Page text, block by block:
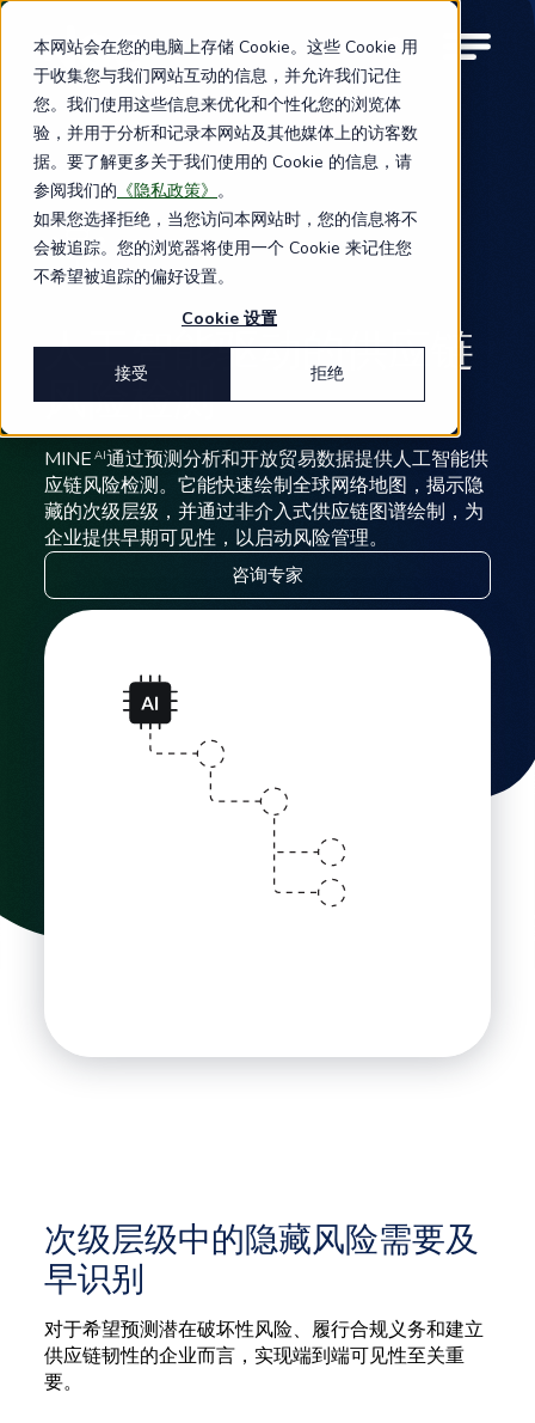
本网站会在您的电脑上存储 Cookie。这些 Cookie 用
于收集您与我们网站互动的信息，并允许我们记住
您。我们使用这些信息来优化和个性化您的浏览体
验，并用于分析和记录本网站及其他媒体上的访客数
据。要了解更多关于我们使用的 Cookie 的信息，请
参阅我们的 《隐私政策》 。
如果您选择拒绝，当您访问本网站时，您的信息将不
会被追踪。您的浏览器将使用一个 Cookie 来记住您
不希望被追踪的偏好设置。
Cookie 设置
接受 拒绝
Skip
content
M
t
i
MINEAI
人工智能驱动的供应链
风险检测
MINE AI通过预测分析和开放贸易数据提供人工智能供
应链风险检测。它能快速绘制全球网络地图，揭示隐
藏的次级层级，并通过非介入式供应链图谱绘制，为
企业提供早期可见性，以启动风险管理。
咨询专家
次级层级中的隐藏风险需要及
早识别
对于希望预测潜在破坏性风险、履行合规义务和建立
供应链韧性的企业而言，实现端到端可见性至关重
要。